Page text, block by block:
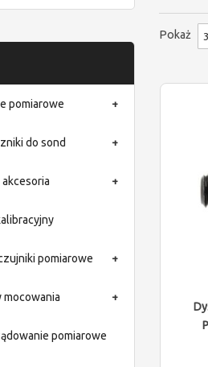
pomiarowe
do sond
pomiarowe
mocowania
pomiarowe
Pokaż